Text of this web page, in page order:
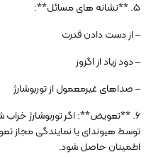
5. **نشانه های مسائل**:
– از دست دادن قدرت
– دود زیاد از اگزوز
– صداهای غیرمعمول از توربوشارژ
6. **تعویض**: اگر توربوشارژ
توسط هیوندای یا نمایندگی مجاز
اطمینان حاصل شود.